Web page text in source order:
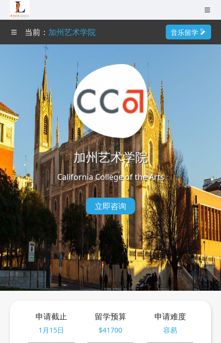
无锡（总部）
深圳
武汉
巴黎
0510-82109979
作品集培训
艺术导师
艺术院校
艺术专业
成功案例
艺术资讯
当前： 加州艺术学院 音乐留学
加州艺术学院
California College of the Arts
立即咨询
申请截止
1月15日
留学预算
$41700
申请难度
容易